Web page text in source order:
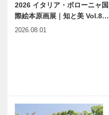
2026 イタリア・ボローニャ国
際絵本原画展｜知と美 Vol.8…
2026.08.01